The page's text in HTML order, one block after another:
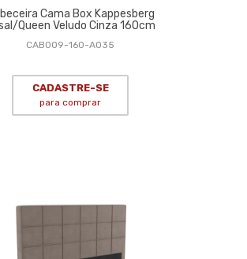
Cama Box Kappesberg
Queen Veludo Cinza 160cm
CAB009-160-A035
CADASTRE-SE
para comprar